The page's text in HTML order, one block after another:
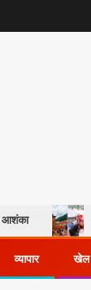
धराली आपदा
व्यापार खेल